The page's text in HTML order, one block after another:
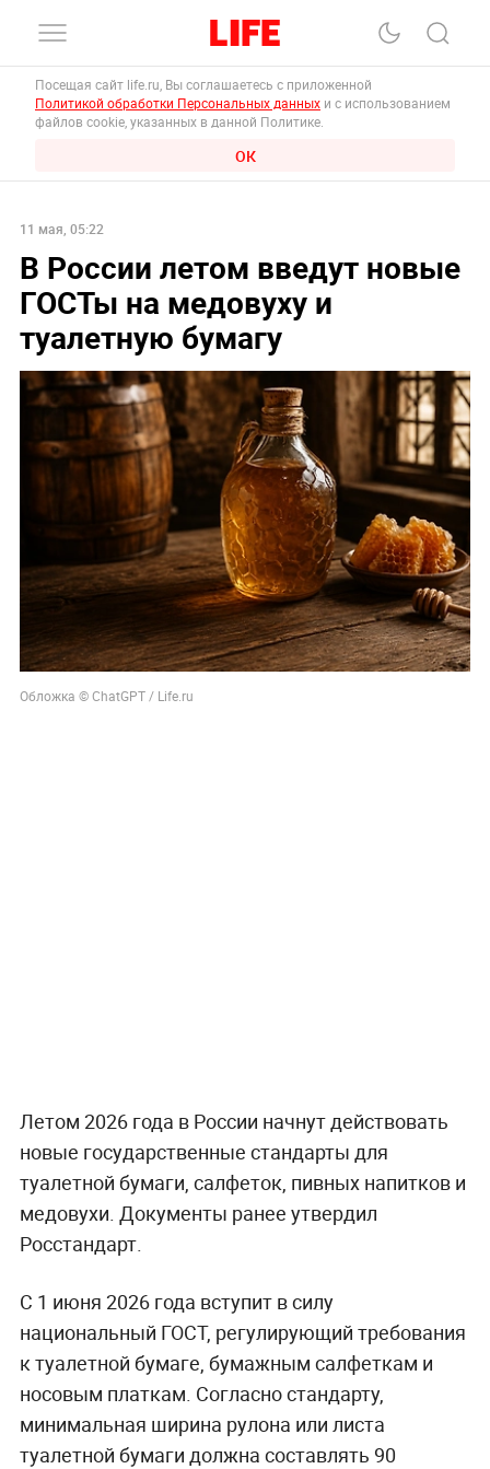
Посещая сайт life.ru, Вы соглашаетесь с приложенной
Политикой обработки Персональных данных и с использованием
файлов cookie, указанных в данной Политике.
ОК
11 мая, 05:22
В России летом введут новые
ГОСТы на медовуху и
туалетную бумагу
Обложка © ChatGPT / Life.ru
Летом 2026 года в России начнут действовать
новые государственные стандарты для
туалетной бумаги, салфеток, пивных напитков и
медовухи. Документы ранее утвердил
Росстандарт.
С 1 июня 2026 года вступит в силу
национальный ГОСТ, регулирующий требования
к туалетной бумаге, бумажным салфеткам и
носовым платкам. Согласно стандарту,
минимальная ширина рулона или листа
туалетной бумаги должна составлять 90